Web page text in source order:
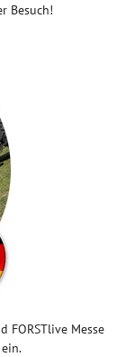
Besuch!
FORSTlive Messe